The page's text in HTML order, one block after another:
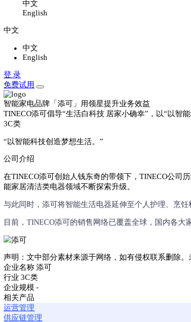
加入我们 加入领星，一切皆有可
中文
中文
English
中文
English
免费试用
智能家电品牌「添可」用领星提升业务效益
TINECO添可倡导“生活白科技 居家小确幸
3C类
“以智能科技创造梦想生活。”